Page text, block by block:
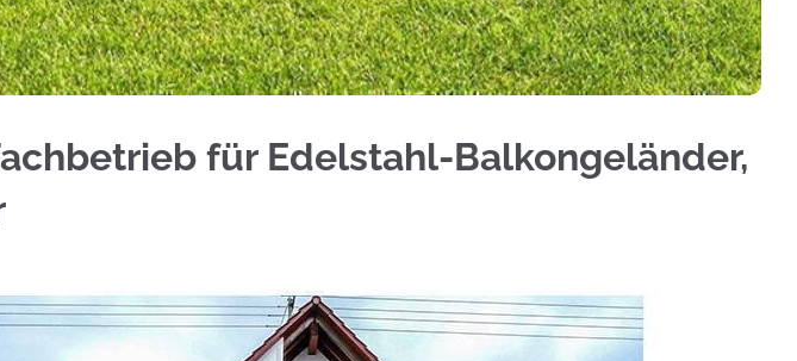
und ✓Geländerbau, Aluminium Sichtschutz,
für Edelstahl-Balkongeländer,